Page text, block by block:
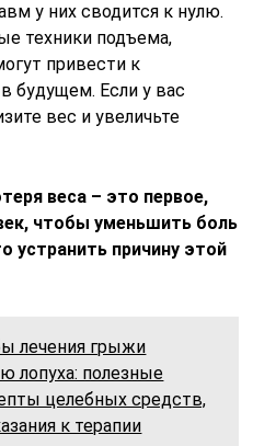
у них сводится к нулю.
техники подъема,
привести к
будущем. Если у вас
вес и увеличьте
веса – это первое,
чтобы уменьшить боль
устранить причину этой
лечения грыжи
лопуха: полезные
целебных средств,
к терапии